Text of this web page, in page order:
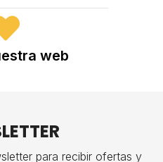
web
para recibir ofertas y